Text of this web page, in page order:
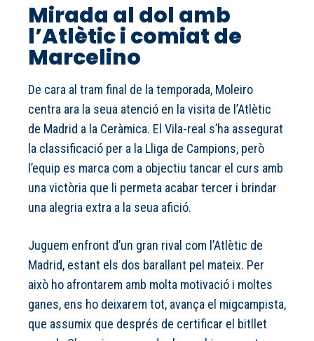
Mirada al dol amb
l’Atlètic i comiat de
Marcelino
De cara al tram final de la temporada, Moleiro
centra ara la seua atenció en la visita de l’Atlètic
de Madrid a la Ceràmica. El Vila-real s’ha assegurat
la classificació per a la Lliga de Campions, però
l’equip es marca com a objectiu tancar el curs amb
una victòria que li permeta acabar tercer i brindar
una alegria extra a la seua afició.
Juguem enfront d’un gran rival com l’Atlètic de
Madrid, estant els dos barallant pel mateix. Per
això ho afrontarem amb molta motivació i moltes
ganes, ens ho deixarem tot, avança el migcampista,
que assumix que després de certificar el bitllet